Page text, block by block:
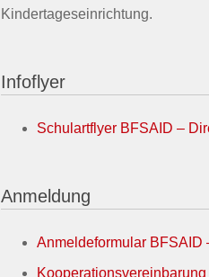
Kindertageseinrichtung.
Infoflyer
Schulartflyer BFSAID –
Anmeldung
Anmeldeformular BFSAID
Kooperationsvereinbarung